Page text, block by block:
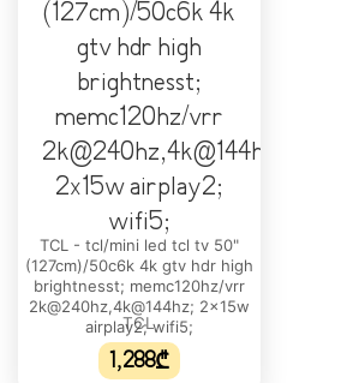
HDR 10+
Dolby Vision:
დიახ
განახლების სიხშირე:
120Hz/VRR 144Hz/DLG 288Hz
RJ-45 (LAN):
N/A
USB:
TCL - tcl/mini led tcl tv 50"
(127cm)/50c6k 4k gtv hdr high
brightnesst; memc120hz/vrr
2k@240hz,4k@144hz; 2x15w
airplay2; wifi5;
TCL
1,288₾